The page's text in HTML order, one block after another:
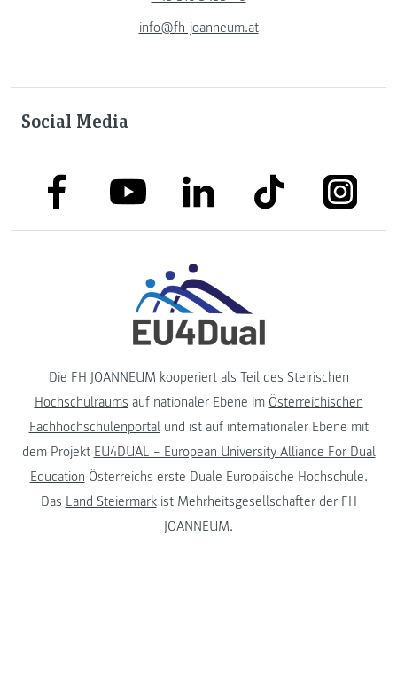
info@fh-joanneum.at
Social Media
link to facebooklink to youtubelink to linkedinlink to tiktok
Die FH JOANNEUM kooperiert als Teil des Steirischen
Hochschulraums auf nationaler Ebene im Österreichischen
Fachhochschulenportalund ist auf internationaler Ebene mit
dem Projekt EU4DUAL – European University Alliance For Dual
Education Österreichs erste Duale Europäische Hochschule.
Das Land Steiermarkist Mehrheitsgesellschafter der FH
JOANNEUM.